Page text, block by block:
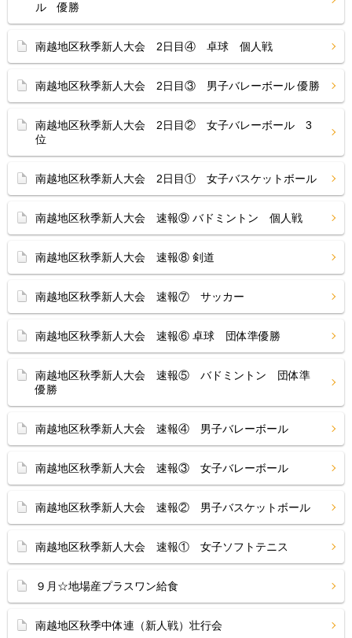
ル 優勝
南越地区秋季新人大会 2日目④ 卓球 個人戦
南越地区秋季新人大会 2日目③ 男子バレーボール 優勝
南越地区秋季新人大会 2日目② 女子バレーボール 3
位
南越地区秋季新人大会 2日目① 女子バスケットボール
南越地区秋季新人大会 速報⑨ バドミントン 個人戦
南越地区秋季新人大会 速報⑧ 剣道
南越地区秋季新人大会 速報⑦ サッカー
南越地区秋季新人大会 速報⑥ 卓球 団体準優勝
南越地区秋季新人大会 速報⑤ バドミントン 団体準
優勝
南越地区秋季新人大会 速報④ 男子バレーボール
南越地区秋季新人大会 速報③ 女子バレーボール
南越地区秋季新人大会 速報② 男子バスケットボール
南越地区秋季新人大会 速報① 女子ソフトテニス
９月☆地場産プラスワン給食
南越地区秋季中体連（新人戦）壮行会